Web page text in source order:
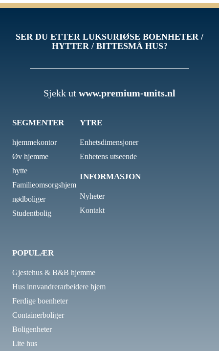
SER DU ETTER LUKSURIØSE BOENHETER /
HYTTER / BITTESMÅ HUS?
Sjekk ut www.premium-units.nl
SEGMENTER
hjemmekontor
Øv hjemme
hytte
Familieomsorgshjem
nødboliger
Studentbolig
YTRE
Enhetsdimensjoner
Enhetens utseende
INFORMASJON
Nyheter
Kontakt
POPULÆR
Gjestehus & B&B hjemme
Hus innvandrerarbeidere hjem
Ferdige boenheter
Containerboliger
Boligenheter
Lite hus